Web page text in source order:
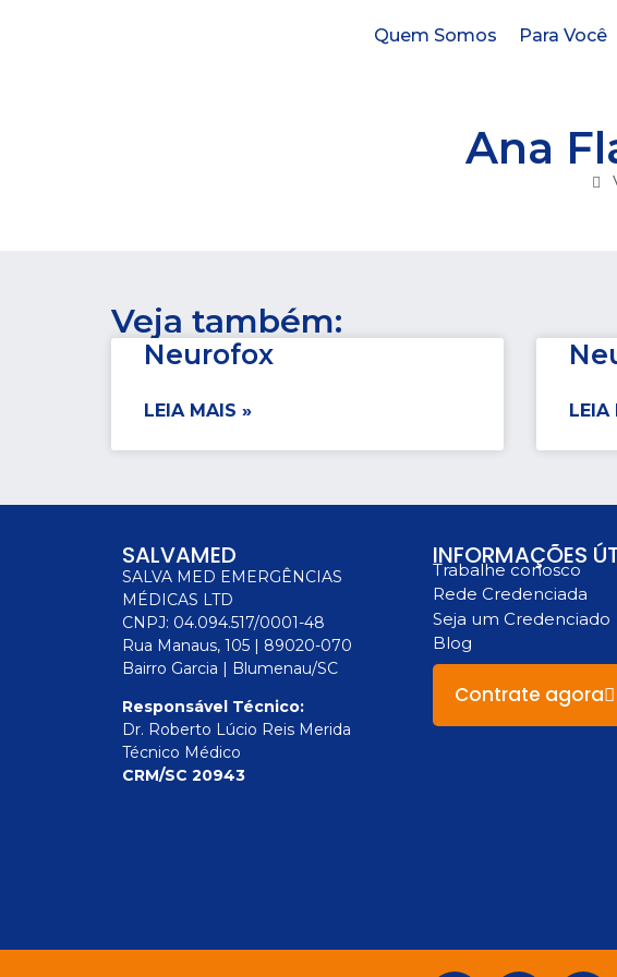
Quem Somos Para Você
Ana
Veja também:
Neurofox
LEIA MAIS » LEIA
SALVAMED
SALVA MED EMERGÊNCIAS
MÉDICAS LTD
CNPJ: 04.094.517/0001-48
Rua Manaus, 105 | 89020-070
Bairro Garcia | Blumenau/SC
Responsável Técnico:
Dr. Roberto Lúcio Reis Merida
Técnico Médico
CRM/SC 20943
INFORMAÇÕES
Trabalhe conosco
Rede Credenciada
Seja um Credenciado
Blog
Contrate agora